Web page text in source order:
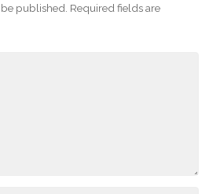
published. Required fields are